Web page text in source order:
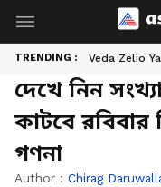
TRENDING : Veda Zelio
দেখে নিন
কাটবে
গণনা
Author : Chirag